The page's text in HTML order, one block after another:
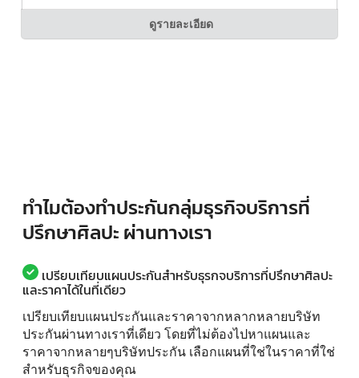
ดูรายละเอียด
ทำไมต้องทำประกันกลุ่มธุรกิจบริการที่
ปรึกษาศิลปะ ผ่านทางเรา
เปรียบเทียบแผนประกันสำหรับธุรกจบริการที่ปรึกษาศิลปะ
และราคาได้ในที่เดียว
เปรียบเทียบแผนประกันและราคาจากหลากหลายบริษัท
ประกันผ่านทางเราที่เดียว โดยที่ไม่ต้องไปหาแผนและ
ราคาจากหลายๆบริษัทประกัน เลือกแผนที่ใช่ในราคาที่ใช่
สำหรับธุรกิจของคุณ